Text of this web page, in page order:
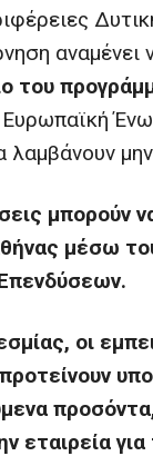
αναμένει
του
Ευρωπαϊκή
μέσω
οι
εταιρεία